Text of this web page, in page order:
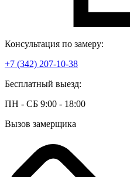
Консультация по замеру:
+7 (342) 207-10-38
Бесплатный выезд:
ПН - СБ 9:00 - 18:00
Вызов замерщика